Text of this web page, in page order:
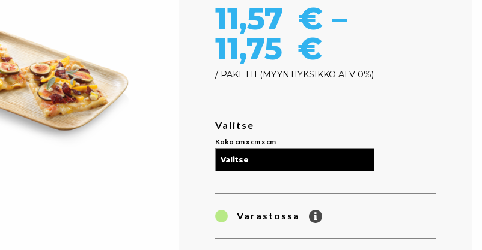
11,57 € –
11,75 €
/ PAKETTI MYYNTIYKSIKKÖ ALV 0%
Valitse
Koko cm x cm x cm
Varastossa